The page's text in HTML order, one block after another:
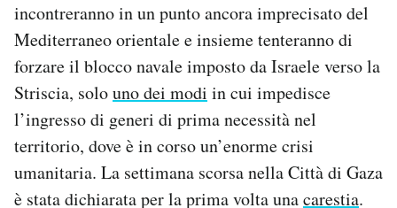
incontreranno in un punto ancora imprecisato del
Mediterraneo orientale e insieme tenteranno di
forzare il blocco navale imposto da Israele verso la
Striscia, solouno dei modi in cui impedisce
l’ingresso di generi di prima necessità nel
territorio, dove è in corso un’enorme crisi
umanitaria. La settimana scorsa nella Città di Gaza
è stata dichiarata per la prima volta unacarestia.